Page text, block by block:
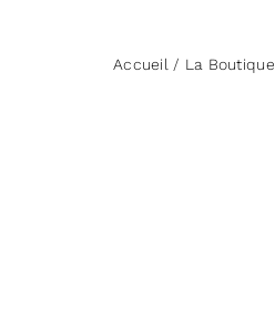
Accueil / La Boutique